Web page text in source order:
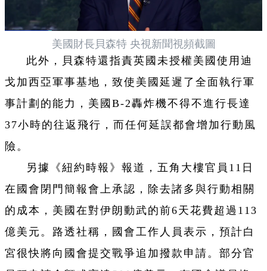
美國財長貝森特 央視新聞視頻截圖
此外，貝森特還指責英國未授權美國使用迪
戈加西亞軍事基地，致使美國延遲了全面執行軍
事計劃的能力，美國B-2轟炸機不得不進行長達
37小時的往返飛行，而任何延誤都會增加行動風
險。
另據《紐約時報》報道，五角大樓官員11日
在國會閉門簡報會上承認，除去諸多與行動相關
的成本，美國在對伊朗動武的前6天花費超過113
億美元。路透社稱，國會工作人員表示，預計白
宮很快將向國會提交戰爭追加撥款申請。部分官